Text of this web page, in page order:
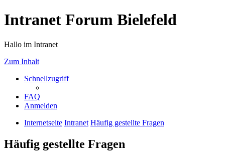
Intranet Forum Bielefeld
Hallo im Intranet
Zum Inhalt
Schnellzugriff
FAQ
Anmelden
Internetseite Intranet Häufig gestellte Fragen
Häufig gestellte Fragen